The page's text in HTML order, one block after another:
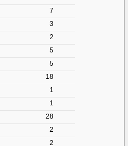
7
3
2
5
5
18
1
1
28
2
2